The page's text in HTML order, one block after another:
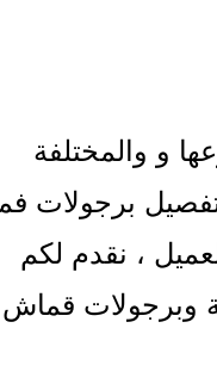
و والمختلفة
برجولات
، نقدم لكم
وبرجولات قماش